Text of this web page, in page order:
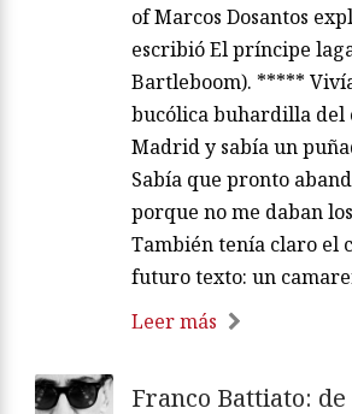
of Marcos Dosantos
escribió El príncipe
Bartleboom). *****
bucólica buhardilla del
Madrid y sabía un
Sabía que pronto
porque no me daban
También tenía claro el
futuro texto: un
Leer más
Franco Battiato: